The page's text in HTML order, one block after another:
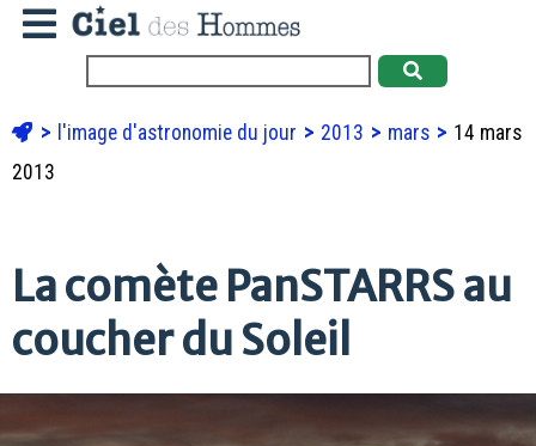
l'image d'astronomie du jour 2013 mars
14 mars
2013
La comète PanSTARRS au
coucher du Soleil